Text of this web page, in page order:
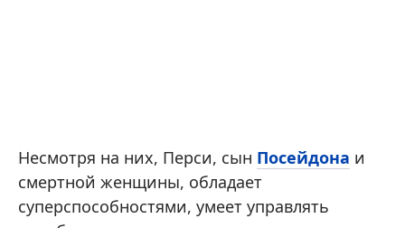
Несмотря на них, Перси, сын Посейдона и
смертной женщины, обладает
суперспособностями, умеет управлять